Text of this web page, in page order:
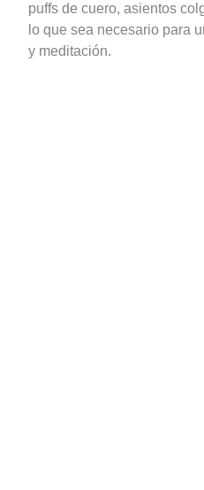
puffs de cuero, asientos
lo que sea necesario para
y meditación.